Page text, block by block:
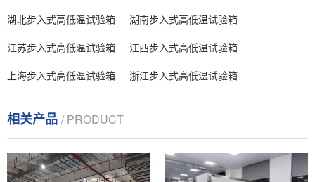
湖北步入式高低温试验箱
湖南步入式高低温试验箱
江苏步入式高低温试验箱
江西步入式高低温试验箱
上海步入式高低温试验箱
浙江步入式高低温试验箱
相关产品 / PRODUCT